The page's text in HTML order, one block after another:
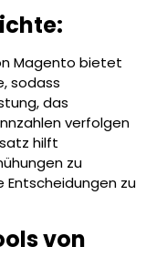
Magento bietet
sodass
das
verfolgen
hilft
zu
zu
von